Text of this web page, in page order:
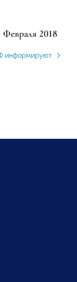
Февраля 2018